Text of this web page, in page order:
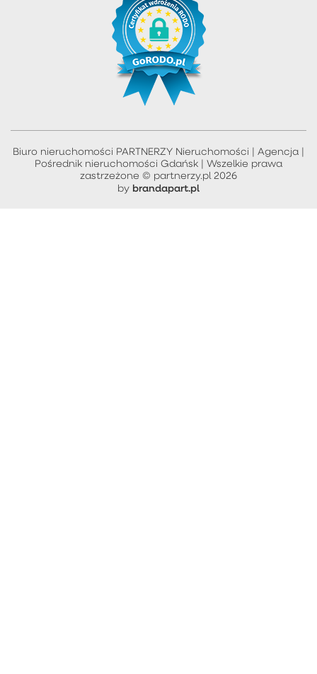
Biuro nieruchomości PARTNERZY Nieruchomości | Agencja |
Pośrednik nieruchomości Gdańsk | Wszelkie prawa
zastrzeżone © partnerzy.pl 2026
by brandapart.pl